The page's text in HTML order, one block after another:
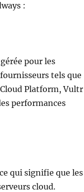
:
pour les
tels que
Platform, Vultr
performances
qui signifie que les
cloud.